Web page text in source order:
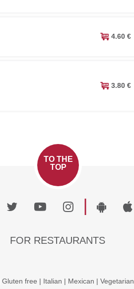
4.60 €
3.80 €
TO THE
TOP
|
FOR RESTAURANTS
Gluten free | Italian | Mexican | Vegetarian